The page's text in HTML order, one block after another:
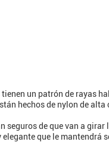
un patrón de rayas
hechos de nylon de
de que van a girar
que le mantendrá